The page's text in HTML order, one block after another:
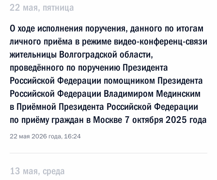
22 мая, пятница
О ходе исполнения поручения, данного по итогам
личного приёма в режиме видео-конференц-связи
жительницы Волгоградской области,
проведённого по поручению Президента
Российской Федерации помощником Президента
Российской Федерации Владимиром Мединским
в Приёмной Президента Российской Федерации
по приёму граждан в Москве 7 октября 2025 года
22 мая 2026 года, 16:24
13 мая, среда